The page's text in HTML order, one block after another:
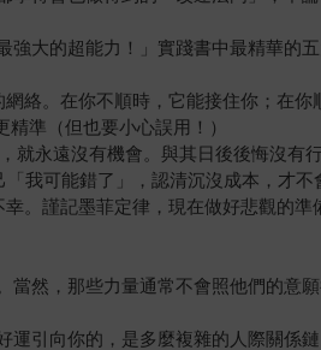
大的超能力！」實踐書中最精華的
絡。在你不順時，它能接住你；在你
準（但也要小心誤用！）
就永遠沒有機會。與其日後後悔沒有
我可能錯了」，認清沉沒成本，才不
。謹記墨菲定律，現在做好悲觀的準
然，那些力量通常不會照他們的意
引向你的，是多麼複雜的人際關係